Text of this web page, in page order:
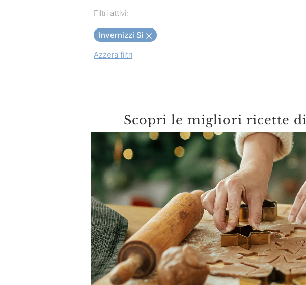
Agrimontana
Agroittica Lombarda
Alberti
Alicos
Alpenzu
Amicucina
Andrini
Angelo Parodi
Antica Ardenga
Antica Torroneria
Piemontese
Antonia's Mosterd
Antonio Mattei
Piemonte
Filtri attivi:
Invernizzi Si
Azzera filtri
Scopri le migliori ricette